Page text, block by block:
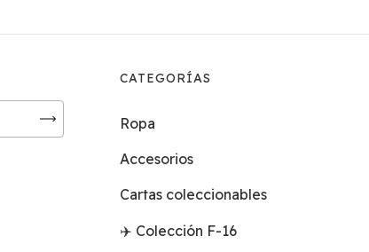
CATEGORÍAS
Ropa
Accesorios
Cartas coleccionables
✈️ Colección F-16